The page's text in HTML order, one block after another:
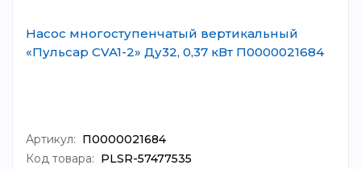
Насос многоступенчатый вертикальный
«Пульсар CVA1-2» Ду32, 0,37 кВт П0000021684
Артикул: П0000021684
Код товара: PLSR-57477535